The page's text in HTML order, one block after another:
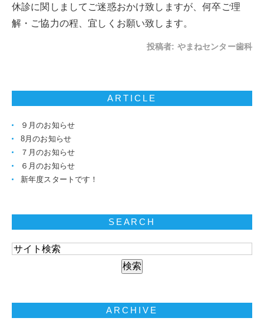
休診に関しましてご迷惑おかけ致しますが、何卒ご理
解・ご協力の程、宜しくお願い致します。
投稿者: やまねセンター歯科
ARTICLE
９月のお知らせ
8月のお知らせ
７月のお知らせ
６月のお知らせ
新年度スタートです！
SEARCH
ARCHIVE